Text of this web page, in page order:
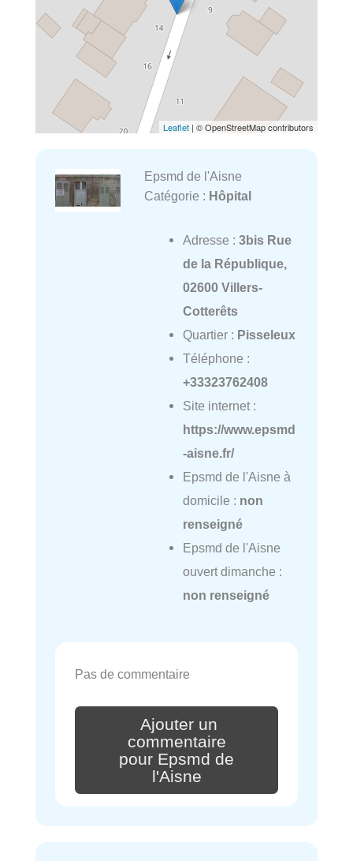
Leaflet | © OpenStreetMap contributors
Epsmd de l'Aisne
Catégorie : Hôpital
Adresse : 3bis Rue
de la République,
02600 Villers-
Cotterêts
Quartier : Pisseleux
Téléphone :
+33323762408
Site internet :
https://www.epsmd
-aisne.fr/
Epsmd de l'Aisne à
domicile : non
renseigné
Epsmd de l'Aisne
ouvert dimanche :
non renseigné
Pas de commentaire
Ajouter un
commentaire
pour Epsmd de
l'Aisne